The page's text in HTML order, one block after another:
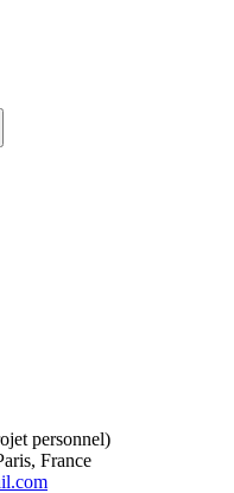
personnel)
France